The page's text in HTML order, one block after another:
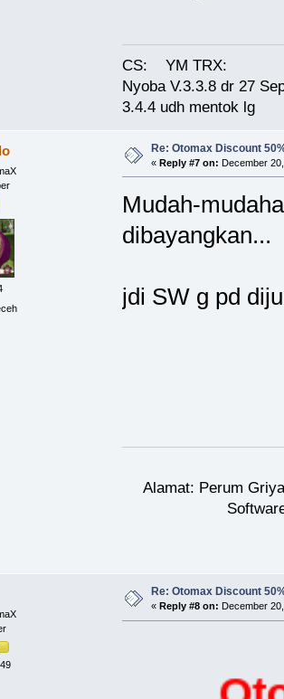
CS:
YM TRX:
Nyoba V.3.3.8 dr 27
3.4.4 udh mentok lg
Re: Otomax Discount
« Reply #7 on: December
Mudah-
dibayangkan...
jdi SW g pd
Alamat: Perum
Re: Otomax Discount
« Reply #8 on: December